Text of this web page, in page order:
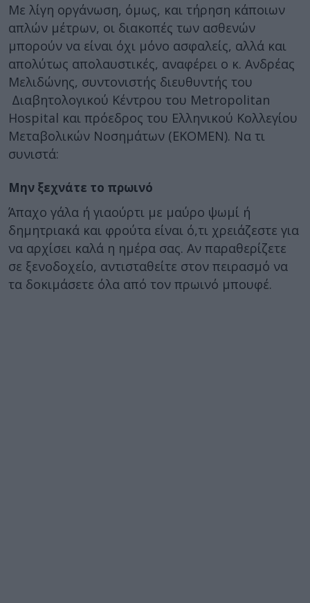
Με λίγη οργάνωση, όμως, και τήρηση κάποιων
απλών μέτρων, οι διακοπές των ασθενών
μπορούν να είναι όχι μόνο ασφαλείς, αλλά και
απολύτως απολαυστικές, αναφέρει ο κ. Ανδρέας
Μελιδώνης, συντονιστής διευθυντής του
Διαβητολογικού Κέντρου του Metropolitan
Hospital και πρόεδρος του Ελληνικού Κολλεγίου
Μεταβολικών Νοσημάτων (ΕΚΟΜΕΝ). Να τι
συνιστά:
Μην ξεχνάτε το πρωινό
Άπαχο γάλα ή γιαούρτι με μαύρο ψωμί ή
δημητριακά και φρούτα είναι ό,τι χρειάζεστε για
να αρχίσει καλά η ημέρα σας. Αν παραθερίζετε
σε ξενοδοχείο, αντισταθείτε στον πειρασμό να
τα δοκιμάσετε όλα από τον πρωινό μπουφέ.